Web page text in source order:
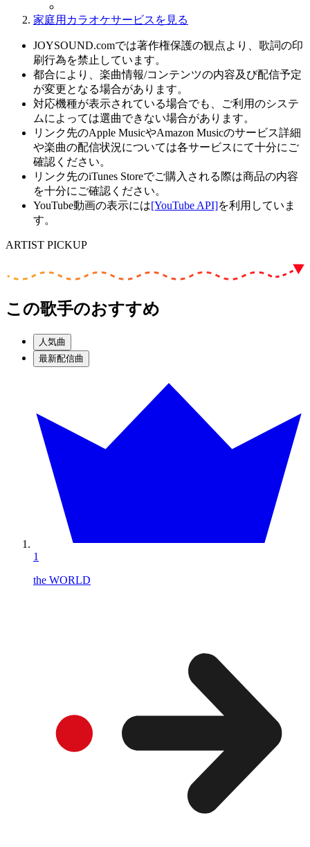
家庭用カラオケサービスを見る
JOYSOUND.comでは著作権保護の観点より、歌詞の印
刷行為を禁止しています。
都合により、楽曲情報/コンテンツの内容及び配信予定
が変更となる場合があります。
対応機種が表示されている場合でも、ご利用のシステ
ムによっては選曲できない場合があります。
リンク先のApple MusicやAmazon Musicのサービス詳細
や楽曲の配信状況については各サービスにて十分にご
確認ください。
リンク先のiTunes Storeでご購入される際は商品の内容
を十分にご確認ください。
YouTube動画の表示には[YouTube API]を利用していま
す。
ARTIST PICKUP
この歌手のおすすめ
人気曲
最新配信曲
1
the WORLD